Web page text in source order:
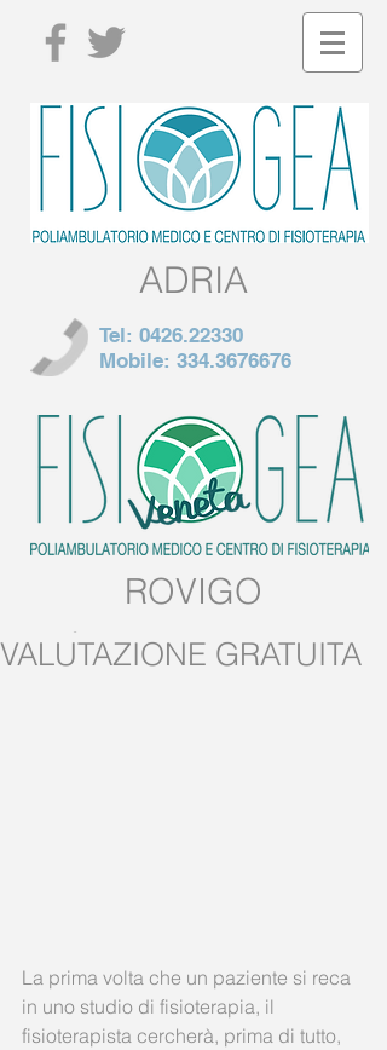
ADRIA
Tel: 0426.22330
Mobile: 334.3676676
ROVIGO
Tel:0425.539382
Mobile:
389.5728858
VALUTAZIONE GRATUITA
La prima volta che un paziente si reca
in uno studio di fisioterapia, il
fisioterapista cercherà, prima di tutto,